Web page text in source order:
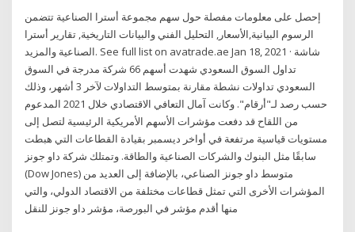
إحصل على معلومات مفصلة حول سهم مجموعة أسترا الصناعية تتضمن
الرسوم البيانية,الأسعار, التحليل الفني والبيانات التاريخية, تقارير أسترا
الصناعية والمزيد. See full list on avatrade.ae Jan 18, 2021 · شاشة
تداول السوق السعودي شهدت أسهم 66 شركة مدرجة في السوق
السعودي تداولات نشطة مقارنة بمتوسط التداولات لآخر 3 أشهر، وذلك
حسب رصد لـ"أرقام". وكانت آمال التعافي الاقتصادي خلال 2021 المدعوم
من اللقاح قد دفعت مؤشرات الأسهم الأمريكية الرئيسية لتصل إلى
مستويات قياسية مرتفعة في أواخر ديسمبر بقيادة القطاعات التي هبطت
سابقًا مثل البنوك والشركات الصناعية والطاقة. وتمتلك شركة داو جونز
(Dow Jones) متوسط داو جونز الصناعي، بالإضافة إلى العديد من
المؤشرات الأخرى التي تمثل قطاعات مختلفة من الاقتصاد الدولي، والتي
منها أقدم مؤشر في البورصة، مؤشر داو جونز للنقل